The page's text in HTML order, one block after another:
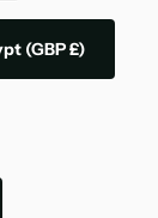
(GBP £)